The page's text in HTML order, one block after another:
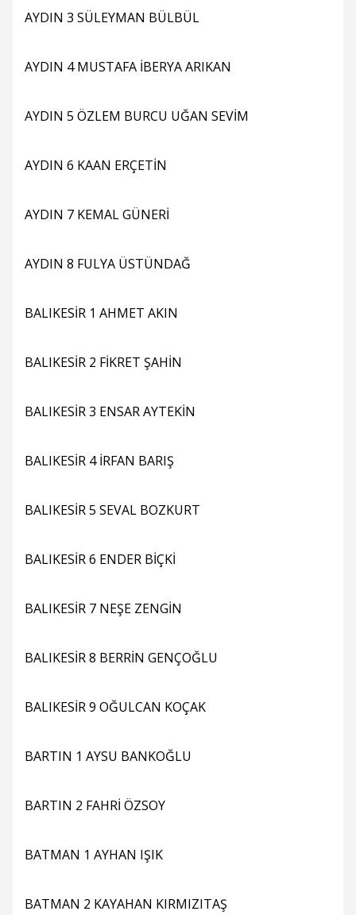
AYDIN 3 SÜLEYMAN BÜLBÜL
AYDIN 4 MUSTAFA İBERYA ARIKAN
AYDIN 5 ÖZLEM BURCU UĞAN SEVİM
AYDIN 6 KAAN ERÇETİN
AYDIN 7 KEMAL GÜNERİ
AYDIN 8 FULYA ÜSTÜNDAĞ
BALIKESİR 1 AHMET AKIN
BALIKESİR 2 FİKRET ŞAHİN
BALIKESİR 3 ENSAR AYTEKİN
BALIKESİR 4 İRFAN BARIŞ
BALIKESİR 5 SEVAL BOZKURT
BALIKESİR 6 ENDER BİÇKİ
BALIKESİR 7 NEŞE ZENGİN
BALIKESİR 8 BERRİN GENÇOĞLU
BALIKESİR 9 OĞULCAN KOÇAK
BARTIN 1 AYSU BANKOĞLU
BARTIN 2 FAHRİ ÖZSOY
BATMAN 1 AYHAN IŞIK
BATMAN 2 KAYAHAN KIRMIZITAŞ